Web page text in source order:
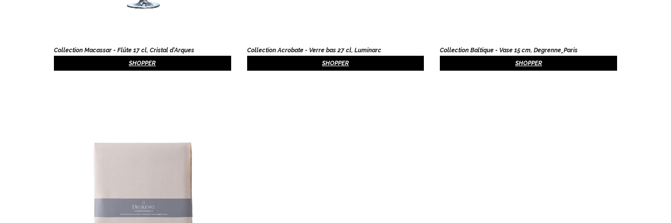
Collection Macassar - Flûte 17 cl, Cristal d'Arques
SHOPPER
Collection Acrobate - Verre bas 27 cl, Luminarc
SHOPPER
Collection Baltique - Vase 15 cm, Degrenne_Paris
SHOPPER